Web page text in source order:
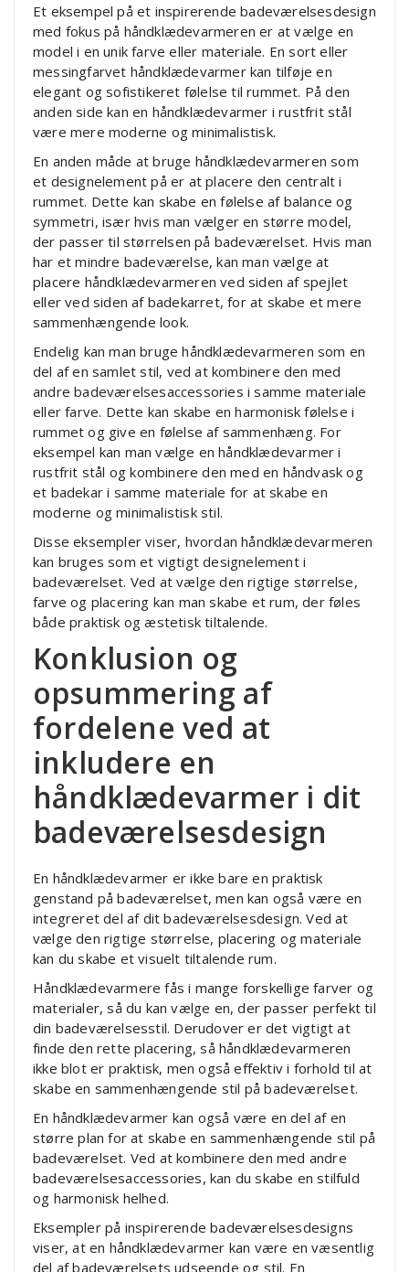
Et eksempel på et inspirerende badeværelsesdesign
med fokus på håndklædevarmeren er at vælge en
model i en unik farve eller materiale. En sort eller
messingfarvet håndklædevarmer kan tilføje en
elegant og sofistikeret følelse til rummet. På den
anden side kan en håndklædevarmer i rustfrit stål
være mere moderne og minimalistisk.
En anden måde at bruge håndklædevarmeren som
et designelement på er at placere den centralt i
rummet. Dette kan skabe en følelse af balance og
symmetri, især hvis man vælger en større model,
der passer til størrelsen på badeværelset. Hvis man
har et mindre badeværelse, kan man vælge at
placere håndklædevarmeren ved siden af spejlet
eller ved siden af badekarret, for at skabe et mere
sammenhængende look.
Endelig kan man bruge håndklædevarmeren som en
del af en samlet stil, ved at kombinere den med
andre badeværelsesaccessories i samme materiale
eller farve. Dette kan skabe en harmonisk følelse i
rummet og give en følelse af sammenhæng. For
eksempel kan man vælge en håndklædevarmer i
rustfrit stål og kombinere den med en håndvask og
et badekar i samme materiale for at skabe en
moderne og minimalistisk stil.
Disse eksempler viser, hvordan håndklædevarmeren
kan bruges som et vigtigt designelement i
badeværelset. Ved at vælge den rigtige størrelse,
farve og placering kan man skabe et rum, der føles
både praktisk og æstetisk tiltalende.
Konklusion og
opsummering af
fordelene ved at
inkludere en
håndklædevarmer i dit
badeværelsesdesign
En håndklædevarmer er ikke bare en praktisk
genstand på badeværelset, men kan også være en
integreret del af dit badeværelsesdesign. Ved at
vælge den rigtige størrelse, placering og materiale
kan du skabe et visuelt tiltalende rum.
Håndklædevarmere fås i mange forskellige farver og
materialer, så du kan vælge en, der passer perfekt til
din badeværelsesstil. Derudover er det vigtigt at
finde den rette placering, så håndklædevarmeren
ikke blot er praktisk, men også effektiv i forhold til at
skabe en sammenhængende stil på badeværelset.
En håndklædevarmer kan også være en del af en
større plan for at skabe en sammenhængende stil på
badeværelset. Ved at kombinere den med andre
badeværelsesaccessories, kan du skabe en stilfuld
og harmonisk helhed.
Eksempler på inspirerende badeværelsesdesigns
viser, at en håndklædevarmer kan være en væsentlig
del af badeværelsets udseende og stil. En